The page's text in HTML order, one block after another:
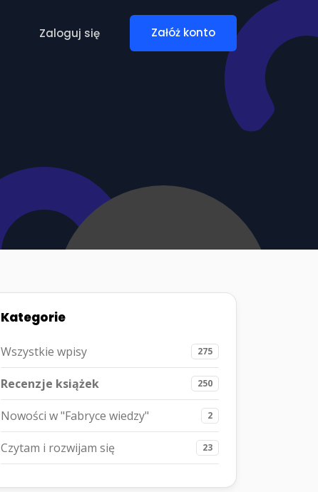
Zaloguj się Załóż konto
Kategorie
Wszystkie wpisy 275
Recenzje książek 250
Nowości w "Fabryce wiedzy" 2
Czytam i rozwijam się 23